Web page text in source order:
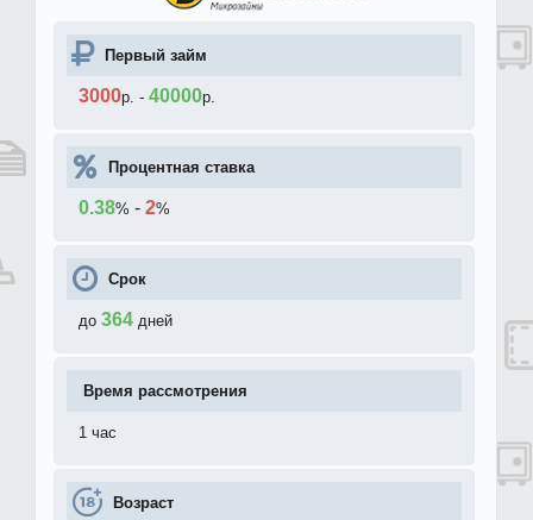
Первый займ
3000р. - 40000р.
Процентная ставка
0.38% - 2%
Срок
до 364 дней
Время рассмотрения
1 час
Возраст